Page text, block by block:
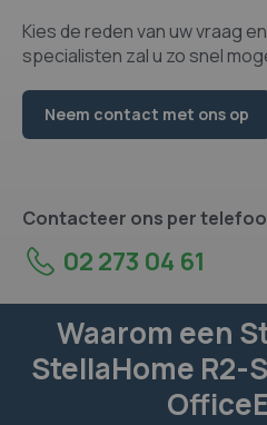
Kies de reden van uw vraag
specialisten zal u zo snel
Neem contact met ons op
Contacteer ons per
02 273 04 61
Waarom een
StellaHome R2-